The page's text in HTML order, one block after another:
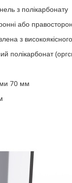
з полікарбонату
або
​​з
полікарбонат
70 мм